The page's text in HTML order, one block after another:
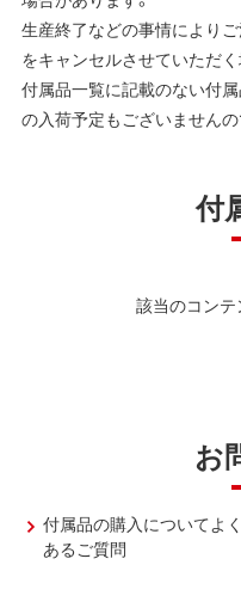
生産終了などの事情により
をキャンセルさせていただく
付属品一覧に記載のない付
の入荷予定もございませんの
付
該当のコンテ
お
付属品の購入についてよく
あるご質問